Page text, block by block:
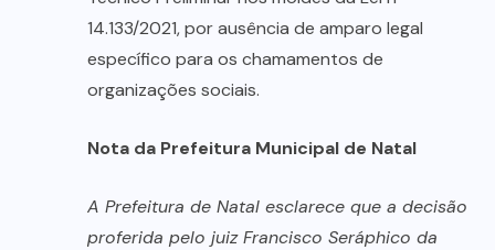
14.133/2021, por ausência de amparo legal
específico para os chamamentos de
organizações sociais.
Nota da Prefeitura Municipal de Natal
A Prefeitura de Natal esclarece que a decisão
proferida pelo juiz Francisco Seráphico da